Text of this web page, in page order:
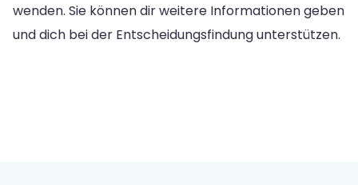
wenden. Sie können dir weitere Informationen geben
und dich bei der Entscheidungsfindung unterstützen.